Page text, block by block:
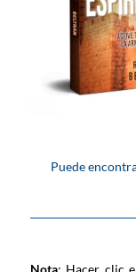
(Parte 2)
Puede
Nota: Hacer clic